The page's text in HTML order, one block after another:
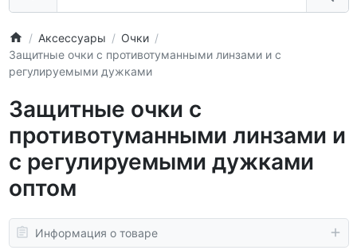
Аксессуары
Очки
Защитные очки с противотуманными линзами и с
регулируемыми дужками
Защитные очки с
противотуманными линзами и
с регулируемыми дужками
оптом
Информация о товаре